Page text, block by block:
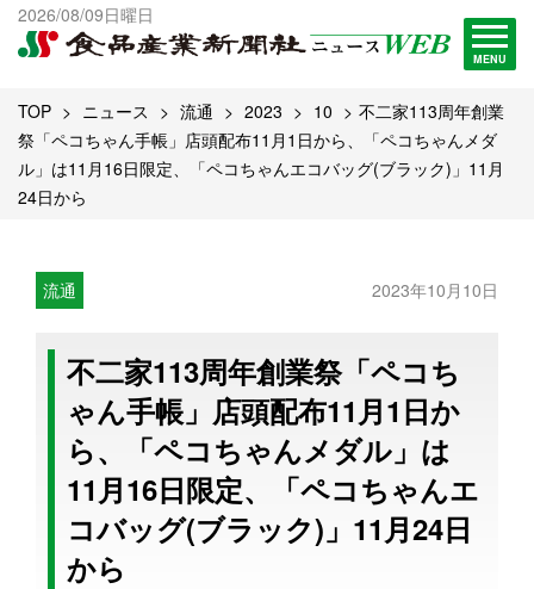
2026/08/09日曜日
MENU
出版物一覧へ
試読・購読申し込み
TOP ニュース 流通 2023 10
不二家113周年創業
祭「ペコちゃん手帳」店頭配布11月1日から、「ペコちゃんメダ
ル」は11月16日限定、「ペコちゃんエコバッグ(ブラック)」11月
24日から
流通 2023年10月10日
不二家113周年創業祭「ペコち
ゃん手帳」店頭配布11月1日か
ら、「ペコちゃんメダル」は
11月16日限定、「ペコちゃんエ
コバッグ(ブラック)」11月24日
から